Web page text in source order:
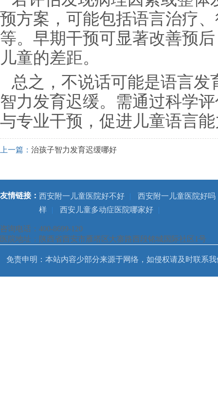
预方案，可能包括语言治疗
等。早期干预可显著改善预
儿童的差距。
总之，不说话可能是语言
智力发育迟缓。需通过科学
与专业干预，促进儿童语言
上一篇： 治孩子智力发育迟缓哪好
友情链接： 西安附一儿童医院好不好 |
西安附一儿童医院好吗
样
| 西安儿童多动症医院哪家好 |
咨询电话：400-8699-120
医院地址：陕西省西安市雁塔区大寨路西段铭城国际社区1号
免责申明：本站内容少部分来源于网络，如侵权请及时联系